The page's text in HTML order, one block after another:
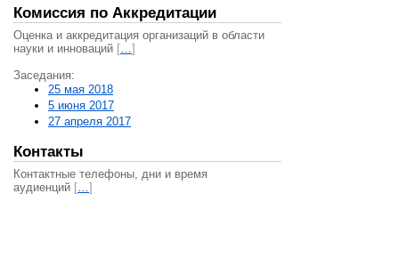
Комиссия по Аккредитации
Оценка и аккредитация организаций в области
науки и инноваций […]
Заседания:
25 мая 2018
5 июня 2017
27 апреля 2017
Контакты
Контактные телефоны, дни и время
аудиенций […]